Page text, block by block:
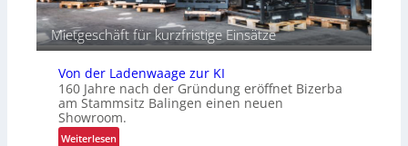
s
t
i
Mietgeschäft für kurzfristige Einsätze
Von der Ladenwaage zur KI
160 Jahre nach der Gründung eröffnet Bizerba
am Stammsitz Balingen einen neuen
Showroom.
Weiterlesen: